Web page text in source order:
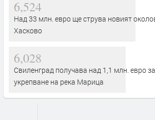
6,524
Над 33 млн. евро ще струва новият
Хасково
6,028
Свиленград получава над 1,1 млн. евро
укрепване на река Марица